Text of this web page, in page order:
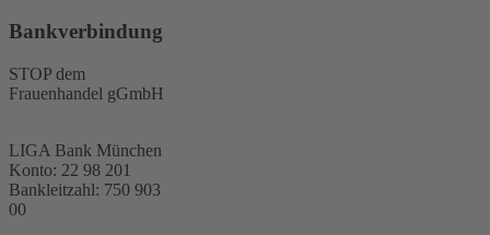
Bankverbindung
STOP dem
Frauenhandel gGmbH
LIGA Bank München
Konto: 22 98 201
Bankleitzahl: 750 903
00